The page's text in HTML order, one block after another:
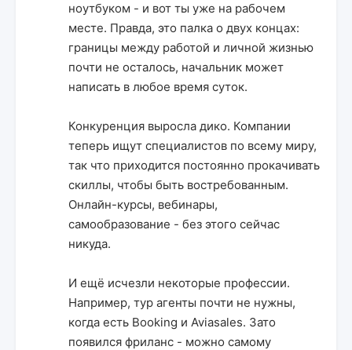
ноутбуком - и вот ты уже на рабочем
месте. Правда, это палка о двух концах:
границы между работой и личной жизнью
почти не осталось, начальник может
написать в любое время суток.
Конкуренция выросла дико. Компании
теперь ищут специалистов по всему миру,
так что приходится постоянно прокачивать
скиллы, чтобы быть востребованным.
Онлайн-курсы, вебинары,
самообразование - без этого сейчас
никуда.
И ещё исчезли некоторые профессии.
Например, тур агенты почти не нужны,
когда есть Booking и Aviasales. Зато
появился фриланс - можно самому